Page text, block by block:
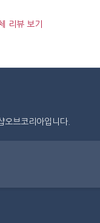
리뷰 보기
브코리아입니다.